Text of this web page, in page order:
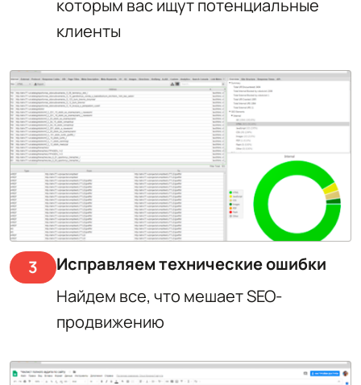
которым вас ищут потенциальные
клиенты
3
Исправляем технические ошибки
Найдем все, что мешает SEO-
продвижению